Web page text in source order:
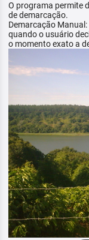
O programa permite
de demarcação.
Demarcação Manual:
quando o usuário
o momento exato a